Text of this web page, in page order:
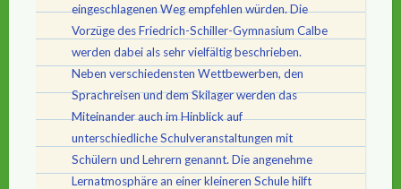
eingeschlagenen Weg empfehlen würden. Die
Vorzüge des Friedrich-Schiller-Gymnasium Calbe
werden dabei als sehr vielfältig beschrieben.
Neben verschiedensten Wettbewerben, den
Sprachreisen und dem Skilager werden das
Miteinander auch im Hinblick auf
unterschiedliche Schulveranstaltungen mit
Schülern und Lehrern genannt. Die angenehme
Lernatmosphäre an einer kleineren Schule hilft